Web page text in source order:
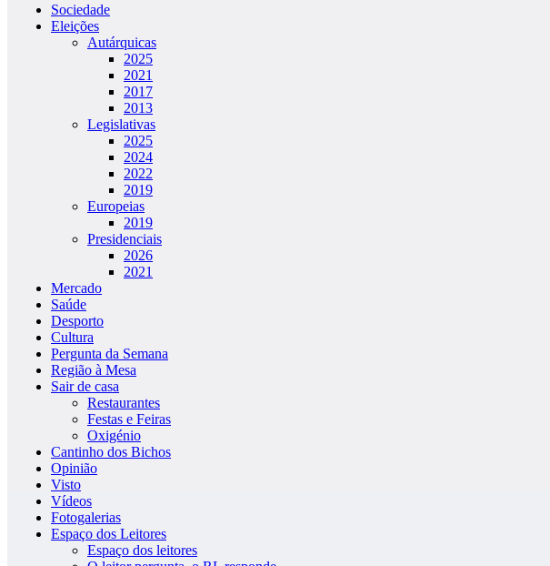
Sociedade
Eleições
Autárquicas
2025
2021
2017
2013
Legislativas
2025
2024
2022
2019
Europeias
2019
Presidenciais
2026
2021
Mercado
Saúde
Desporto
Cultura
Pergunta da Semana
Região à Mesa
Sair de casa
Restaurantes
Festas e Feiras
Oxigénio
Cantinho dos Bichos
Opinião
Visto
Vídeos
Fotogalerias
Espaço dos Leitores
Espaço dos leitores